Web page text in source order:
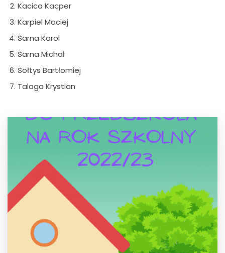
Kacica Kacper
Karpiel Maciej
Sarna Karol
Sarna Michał
Sołtys Bartłomiej
Talaga Krystian